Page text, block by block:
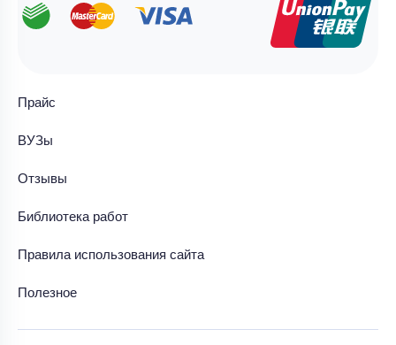
Прайс
ВУЗы
Отзывы
Библиотека работ
Правила использования сайта
Полезное